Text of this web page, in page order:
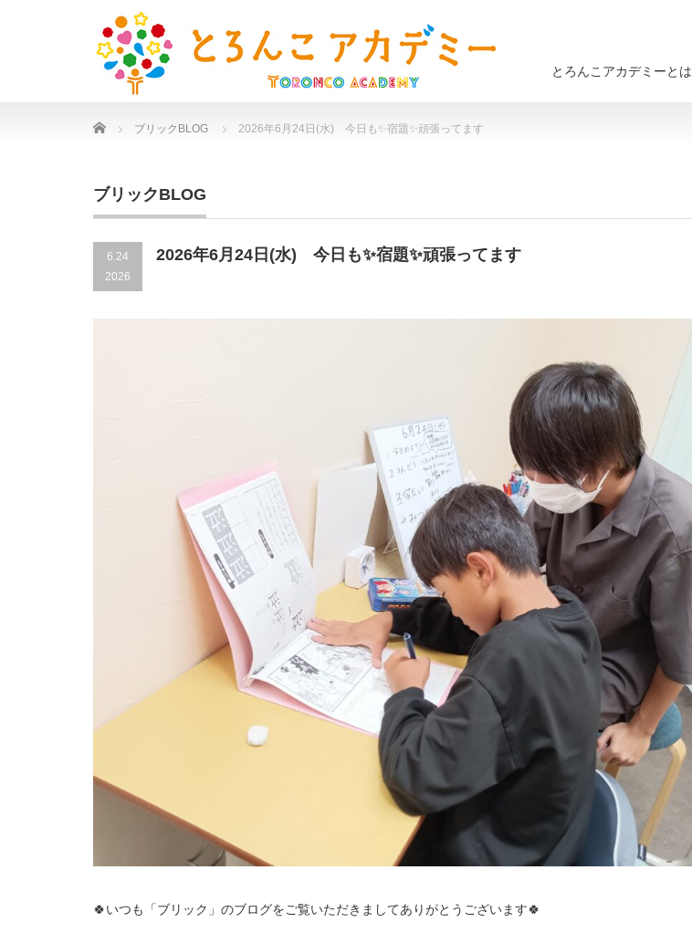
とろんこアカデミーとは
Home ブリックBLOG 2026年6月24日(水) 今日も✨宿題✨頑張ってます
ブリックBLOG
6.24
2026
2026年6月24日(水) 今日も✨宿題✨頑張ってます
🍀いつも「ブリック」のブログをご覧いただきましてありがとうございます🍀